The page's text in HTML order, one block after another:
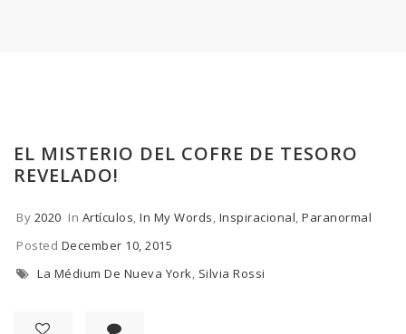
EL MISTERIO DEL COFRE DE TESORO
REVELADO!
By 2020 In Artículos, In My Words, Inspiracional, Paranormal
Posted December 10, 2015
La Médium De Nueva York, Silvia Rossi